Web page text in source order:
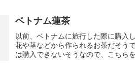
ベトナム蓮茶
以前、ベトナムに旅行した際に購入
花や茎などから作られるお茶だそう
は購入できないそうなので、こちら